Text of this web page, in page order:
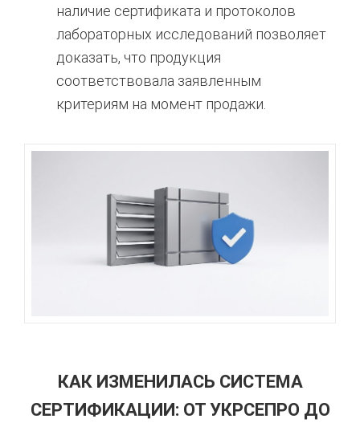
наличие сертификата и протоколов
лабораторных исследований позволяет
доказать, что продукция
соответствовала заявленным
критериям на момент продажи.
КАК ИЗМЕНИЛАСЬ СИСТЕМА
СЕРТИФИКАЦИИ: ОТ УКРСЕПРО ДО